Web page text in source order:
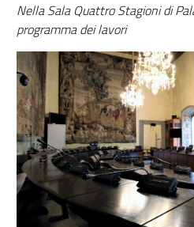
Nella Sala Quattro Stagioni di
programma dei lavori